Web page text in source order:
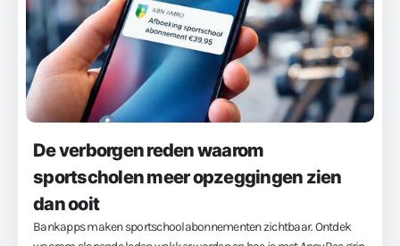
De verborgen reden waarom
sportscholen meer opzeggingen zien
dan ooit
Bankapps maken sportschoolabonnementen zichtbaar. Ontdek